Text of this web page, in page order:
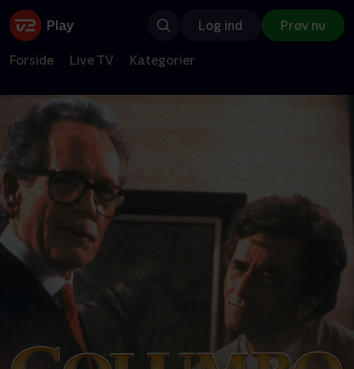
Log ind Prøv nu
Forside Live TV Kategorier